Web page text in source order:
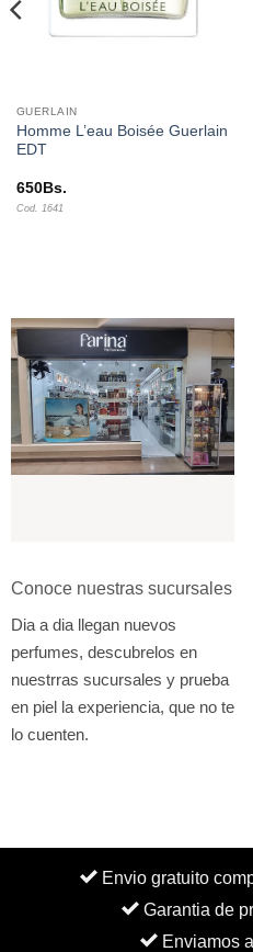
GUERLAIN
Homme L’eau Boisée Guerlain
EDT
650Bs.
Cod. 1641
Conoce nuestras sucursales
Dia a dia llegan nuevos
perfumes, descubrelos en
nuestrras sucursales y prueba
en piel la experiencia, que no te
lo cuenten.
Envio gratuito
Garantia de
Enviamos